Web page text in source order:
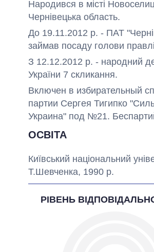
Народився в місті
Чернівецька область.
До 19.11.2012 р. - ПАТ
займав посаду голови
З 12.12.2012 р. - народний
України 7 скликання.
Включен в избирательный
партии Сергея Тигипко
Украина" под №21.
ОСВІТА
Київський національний
Т.Шевченка, 1990 р.
РІВЕНЬ